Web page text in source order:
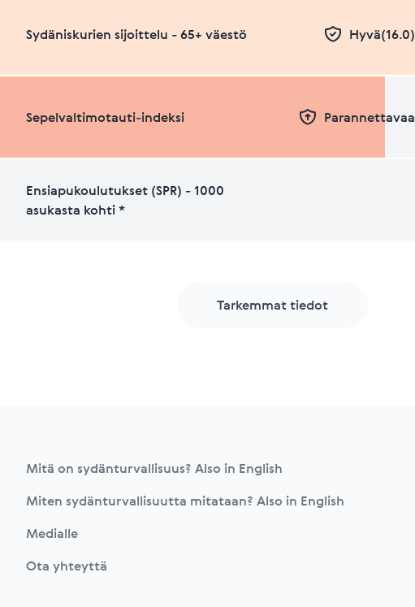
Sydäniskurien sijoittelu - 65+ väestö Hyvä(16.0)
Sepelvaltimotauti-indeksi Parannettavaa
Ensiapukoulutukset (SPR) - 1000
asukasta kohti *
Tarkemmat tiedot
Mitä on sydänturvallisuus? Also in English
Miten sydänturvallisuutta mitataan? Also in English
Medialle
Ota yhteyttä